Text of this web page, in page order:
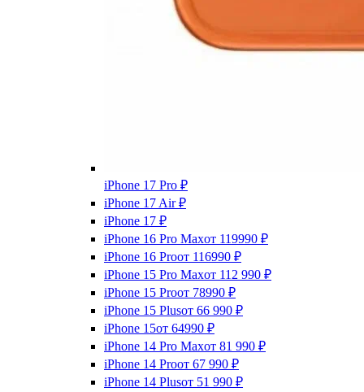
iPhone 17 Pro ₽
iPhone 17 Air₽
iPhone 17 ₽
iPhone 16 Pro Maxот 119990 ₽
iPhone 16 Proот 116990 ₽
iPhone 15 Pro Maxот 112 990 ₽
iPhone 15 Proот 78990 ₽
iPhone 15 Plusот 66 990 ₽
iPhone 15от 64990 ₽
iPhone 14 Pro Maxот 81 990 ₽
iPhone 14 Proот 67 990 ₽
iPhone 14 Plusот 51 990 ₽